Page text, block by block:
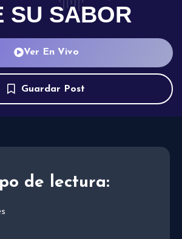
SU SABOR
Ver En Vivo
Guardar Post
de lectura: